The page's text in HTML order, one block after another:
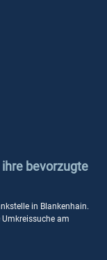
bevorzugte
in Blankenhain.
Umkreissuche am